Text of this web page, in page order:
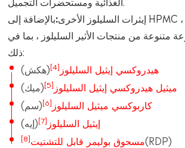
إيثرات السليلوز الأخرى:بالإضافة إلى HPMC ، تصنع الكيما
متنوعة من منتجات الأثير السليلوز ، بما في
ذلك:
هيدروكسي إيثيل السليلوز [4]
(هكش)
ميثيل هيدروكسي إيثيل السليلوز [5]
(ميك)
كاربوكسي ميثيل السليلوز [6]
(سم)
إيثيل السليلوز [7]
(إيه)
مسحوق بوليمر قابل للتشتيت[8]
(RDP)